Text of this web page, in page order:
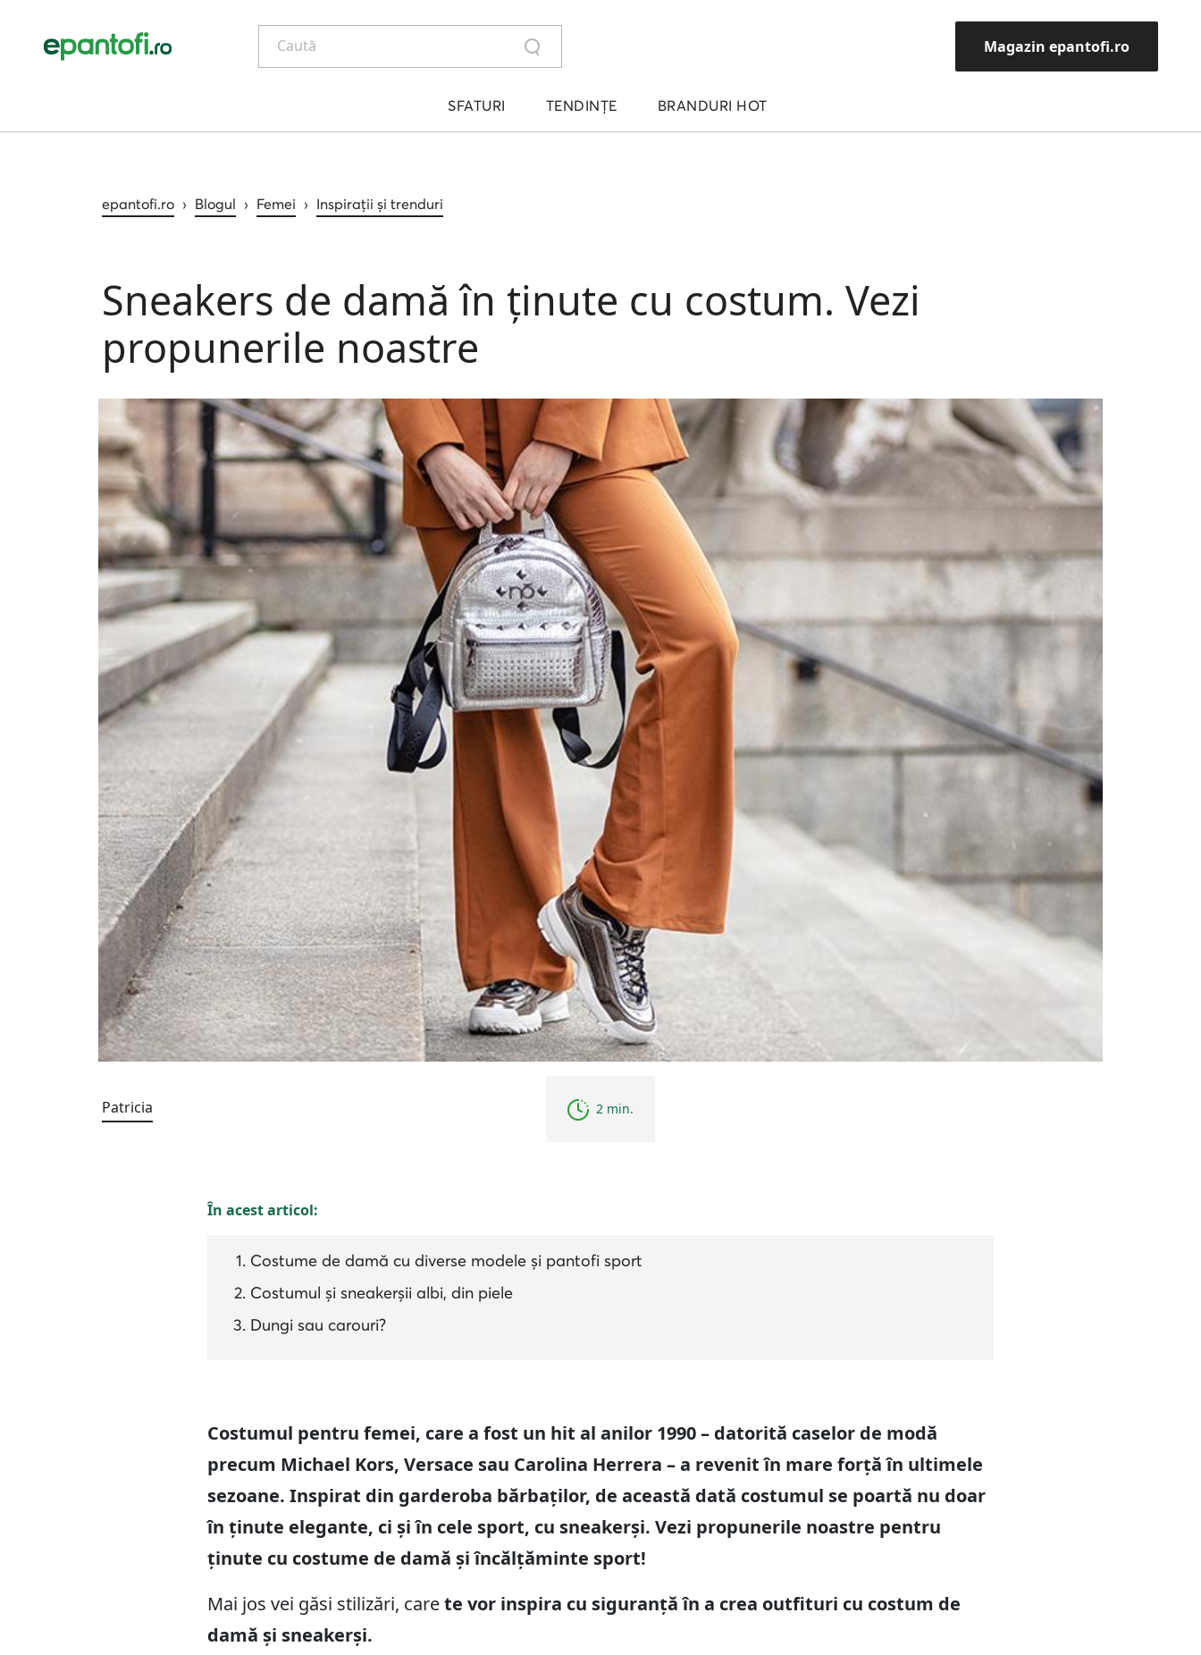
Caută Magazin epantofi.ro
SFATURI TENDINȚE BRANDURI HOT
epantofi.ro › Blogul › Femei › Inspirații și trenduri
Sneakers de damă în ținute cu costum. Vezi
propunerile noastre
Patricia 2 min.
În acest articol:
Costume de damă cu diverse modele și pantofi sport
Costumul și sneakerșii albi, din piele
Dungi sau carouri?
Costumul pentru femei, care a fost un hit al anilor 1990 – datorită caselor de modă
precum Michael Kors, Versace sau Carolina Herrera – a revenit în mare forță în ultimele
sezoane. Inspirat din garderoba bărbaților, de această dată costumul se poartă nu doar
în ținute elegante, ci și în cele sport, cu sneakerși. Vezi propunerile noastre pentru
ținute cu costume de damă și încălțăminte sport!
Mai jos vei găsi stilizări, carete vor inspira cu siguranță în a crea outfituri cu costum de
damă și sneakerși.